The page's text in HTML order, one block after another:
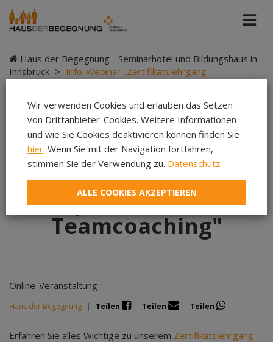
Haus der Begegnung - Seminarhotel und Bildungshaus in
Innsbruck > Info-Webinar „Zertifikatslehrgang
Info-Webinar
„Zertifikatslehrgang
Systemisches
Teamcoaching"
Online-Veranstaltung
Haus der Begegnung | Teilen Teilen Teilen
Erfahren Sie alles Wichtige zu unserem Zertifikatslehrgang
Wir verwenden Cookies und erlauben das Setzen
von Drittanbieter-Cookies. Weitere Informationen
und wie Sie Cookies deaktivieren können finden Sie
hier. Wenn Sie mit der Navigation fortfahren,
stimmen Sie der Verwendung zu. Datenschutz
ALLE COOKIES AKZEPTIEREN